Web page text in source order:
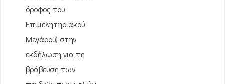
όροφος του
Επιμελητηριακού
Μεγάρου) στην
εκδήλωση για τη
βράβευση των